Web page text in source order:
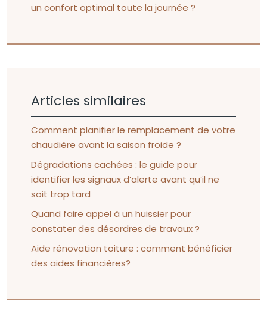
un confort optimal toute la journée ?
Articles similaires
Comment planifier le remplacement de votre
chaudière avant la saison froide ?
Dégradations cachées : le guide pour
identifier les signaux d’alerte avant qu’il ne
soit trop tard
Quand faire appel à un huissier pour
constater des désordres de travaux ?
Aide rénovation toiture : comment bénéficier
des aides financières?